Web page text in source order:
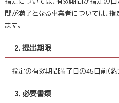
間が満了となる事業者については、指
ます。
2．提出期限
指定の有効期間満了日の45日前（約
3．必要書類